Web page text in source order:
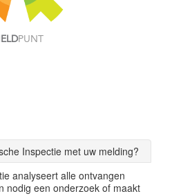
PUNT
Inspectie met uw melding?
analyseert alle ontvangen
nodig een onderzoek of maakt